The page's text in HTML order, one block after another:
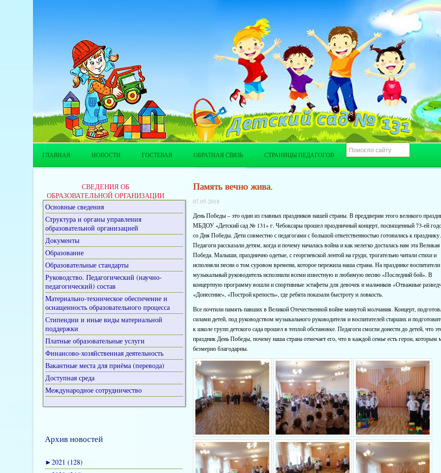
ГЛАВНАЯ НОВОСТИ ГОСТЕВАЯ ОБРАТНАЯ СВЯЗЬ СТРАНИЦЫ ПЕДАГОГОВ
СВЕДЕНИЯ ОБ
ОБРАЗОВАТЕЛЬНОЙ ОРГАНИЗАЦИИ
Основные сведения
Структура и органы управления
образовательной организацией
Документы
Образование
Образовательные стандарты
Руководство. Педагогический (научно-
педагогический) состав
Материально-техническое обеспечение и
оснащенность образовательного процесса
Стипендии и иные виды материальной
поддержки
Платные образовательные услуги
Финансово-хозяйственная деятельность
Вакантные места для приёма (перевода)
Доступная среда
Международное сотрудничество
Архив новостей
►2021 (128)
Память вечно жива.
07.05.2018
День Победы – это один из главных праздников нашей страны. В преддверии этого великого
МБДОУ «Детский сад № 131» г. Чебоксары прошел праздничный концерт, посвященный 73-ей
со Дня Победы. Дети совместно с педагогами с большой ответственностью готовились к празднику.
Педагоги рассказали детям, когда и почему началась война и как нелегко досталась нам эта Великая
Победа. Малыши, празднично одетые, с георгиевской лентой на груди, трогательно читали стихи и
исполняли песни о том суровом времени, которое пережила наша страна. На празднике
музыкальный руководитель исполнили всеми известную и любимую песню «Последний бой». В
концертную программу вошли и спортивные эстафеты для девочек и мальчиков «Отважные
«Донесение», «Построй крепость», где ребята показали быстроту и ловкость.
Все почтили память павших в Великой Отечественной войне минутой молчания. Концерт,
силами детей, под руководством музыкального руководителя и воспитателей старших и
к школе групп детского сада прошел в теплой обстановке. Педагоги смогли донести до детей, что
праздник День Победы, почему наша страна отмечает его, что в каждой семье есть герои, которым
безмерно благодарны.